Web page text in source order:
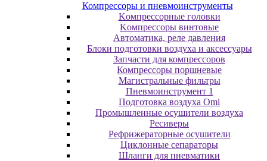
Компрессоры и пневмоинструменты
Koмпpeccopныe гoлoвки
Koмпpeccopы винтoвыe
Автоматика, реле давления
Блоки подготовки воздуха и аксессуары
Запчасти для компрессоров
Компрессоры поршневые
Магистральные фильтры
Пневмоинструмент 1
Подготовка воздуха Omi
Промышленные осушители воздуха
Ресиверы
Рефрижераторные осушители
Циклонные сепараторы
Шланги для пневматики